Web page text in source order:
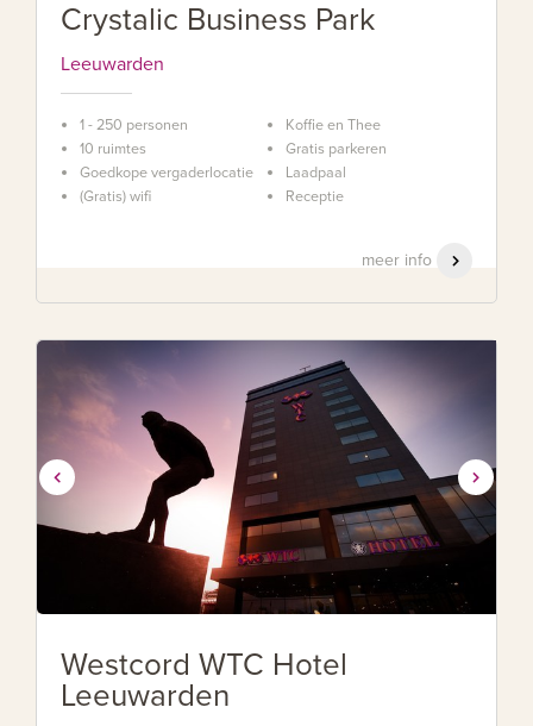
Crystalic Business Park
Leeuwarden
1 - 250 personen
10 ruimtes
Goedkope vergaderlocatie
(Gratis) wifi
Koffie en Thee
Gratis parkeren
Laadpaal
Receptie
meer info
Westcord WTC Hotel
Leeuwarden